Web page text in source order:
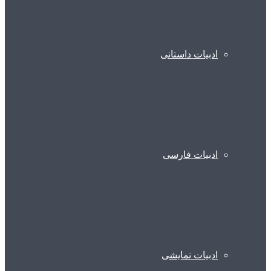
ادبیات داستانی
ادبیات فارسی
ادبیات نمایشی